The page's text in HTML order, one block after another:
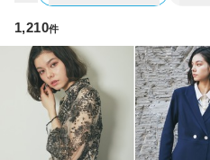
1,210件
アイテム一覧